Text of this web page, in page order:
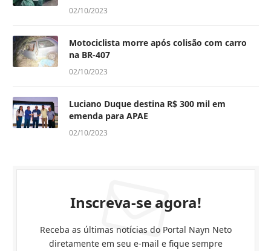
02/10/2023
Motociclista morre após colisão com carro
na BR-407
02/10/2023
Luciano Duque destina R$ 300 mil em
emenda para APAE
02/10/2023
Inscreva-se agora!
Receba as últimas notícias do Portal Nayn Neto
diretamente em seu e-mail e fique sempre